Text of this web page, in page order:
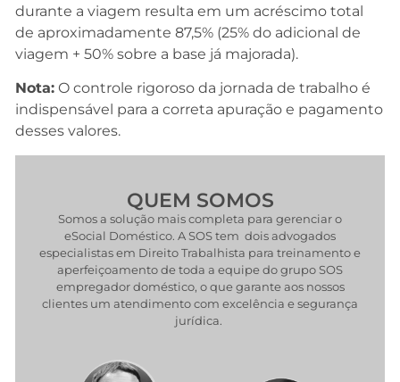
durante a viagem resulta em um acréscimo total
de aproximadamente 87,5% (25% do adicional de
viagem + 50% sobre a base já majorada).
Nota: O controle rigoroso da jornada de trabalho é
indispensável para a correta apuração e pagamento
desses valores.
QUEM SOMOS
Somos a solução mais completa para gerenciar o
eSocial Doméstico. A SOS tem dois advogados
especialistas em Direito Trabalhista para treinamento e
aperfeiçoamento de toda a equipe do grupo SOS
empregador doméstico, o que garante aos nossos
clientes um atendimento com excelência e segurança
jurídica.